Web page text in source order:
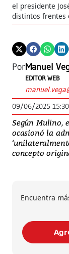
el presidente
distintos frentes
PorManuel
EDITOR WEB
09/06/2025 15:30
Según Mulino,
ocasionó la
concepto
Encuentra